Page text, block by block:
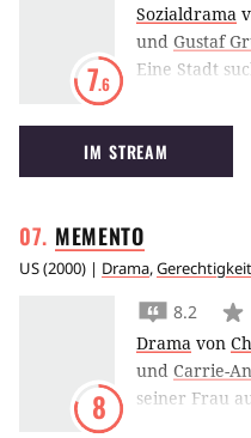
7.6
Sozialdrama
und Gustaf
Eine Stadt
der 1930er
IM STREAM
MEMENTO
US(2000) | Drama,
8
8.2
Drama von
und Carrie-
seiner Frau